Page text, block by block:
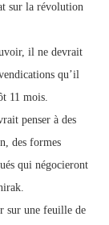
sur la révolution
il ne devrait
qu’il
11 mois.
penser à des
des formes
qui négocieront
sur une feuille de